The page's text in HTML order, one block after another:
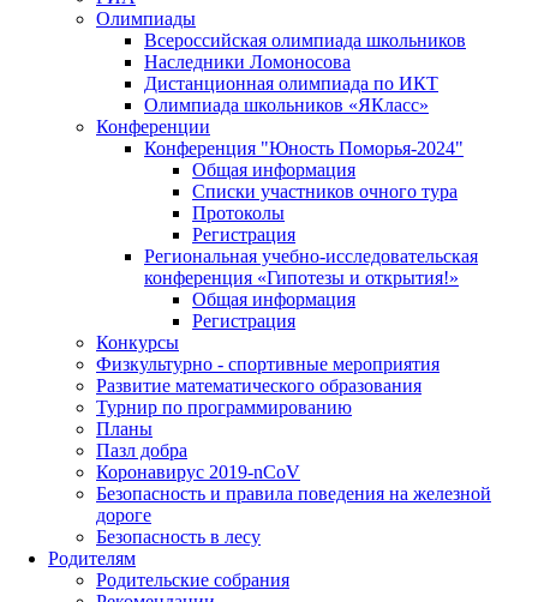
Олимпиады
Всероссийская олимпиада школьников
Наследники Ломоносова
Дистанционная олимпиада по ИКТ
Олимпиада школьников «ЯКласс»
Конференции
Конференция "Юность Поморья-2024"
Общая информация
Списки участников очного тура
Протоколы
Регистрация
Региональная учебно-исследовательская
конференция «Гипотезы и открытия!»
Общая информация
Регистрация
Конкурсы
Физкультурно - спортивные мероприятия
Развитие математического образования
Турнир по программированию
Планы
Пазл добра
Коронавирус 2019-nCoV
Безопасность и правила поведения на железной
дороге
Безопасность в лесу
Родителям
Родительские собрания